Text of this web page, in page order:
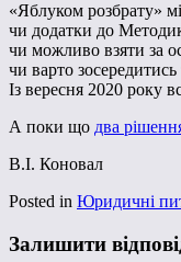
«Яблуком розбрату»
чи додатки до
чи можливо взяти за
чи варто
Із вересня 2020 року
А поки що два
В.І. Коновал
Posted in Юридичні
Залишити